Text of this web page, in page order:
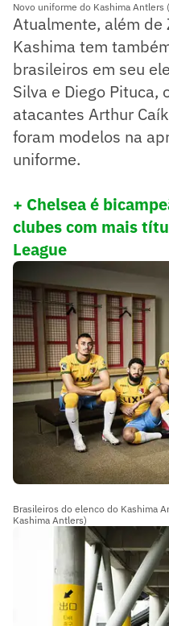
Novo uniforme do Kashima Antlers
Atualmente, além de
Kashima tem
brasileiros em seu
Silva e Diego Pituca,
atacantes Arthur
foram modelos na
uniforme.
+ Chelsea é
clubes com mais
League
Brasileiros do elenco do Kashima
Kashima Antlers)